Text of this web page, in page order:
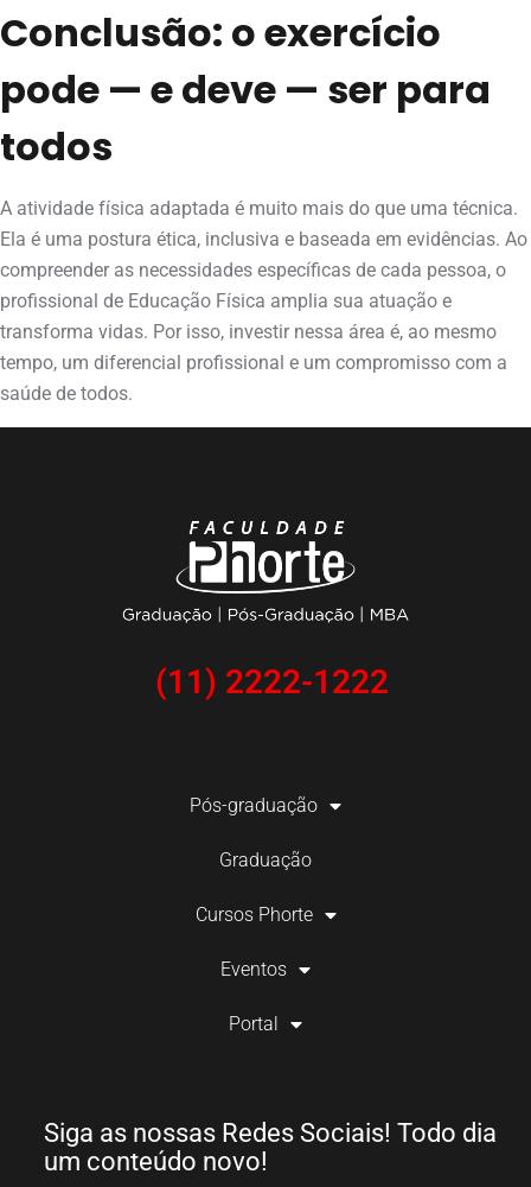
Conclusão: o exercício
pode — e deve — ser para
todos
A atividade física adaptada é muito mais do que uma técnica.
Ela é uma postura ética, inclusiva e baseada em evidências. Ao
compreender as necessidades específicas de cada pessoa, o
profissional de Educação Física amplia sua atuação e
transforma vidas. Por isso, investir nessa área é, ao mesmo
tempo, um diferencial profissional e um compromisso com a
saúde de todos.
(11) 2222-1222
Pós-graduação
Graduação
Cursos Phorte
Eventos
Portal
Siga as nossas Redes Sociais! Todo dia
um conteúdo novo!